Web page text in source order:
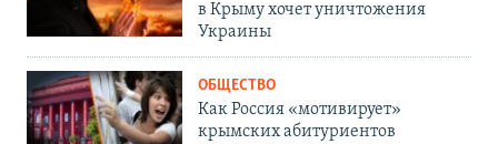
в Крыму хочет уничтожения
Украины
ОБЩЕСТВО
Как Россия «мотивирует»
крымских абитуриентов